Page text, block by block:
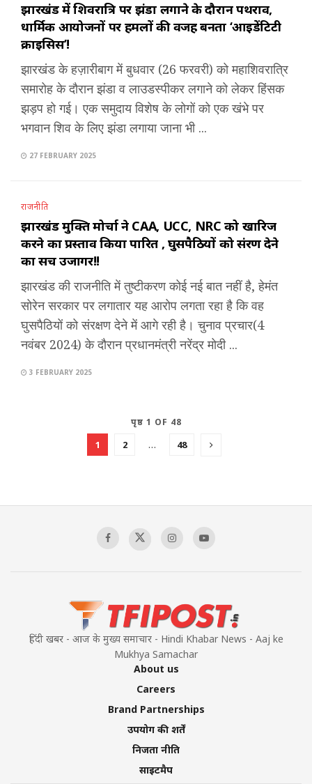
झारखंड में शिवरात्रि पर झंडा लगाने के दौरान पथराव,
धार्मिक आयोजनों पर हमलों की वजह बनता ‘आइडेंटिटी
क्राइसिस’!
झारखंड के हज़ारीबाग में बुधवार (26 फरवरी) को महाशिवरात्रि
समारोह के दौरान झंडा व लाउडस्पीकर लगाने को लेकर हिंसक
झड़प हो गई। एक समुदाय विशेष के लोगों को एक खंभे पर
भगवान शिव के लिए झंडा लगाया जाना भी ...
27 FEBRUARY 2025
राजनीति
झारखंड मुक्ति मोर्चा ने CAA, UCC, NRC को खारिज
करने का प्रस्ताव किया पारित , घुसपैठियों को संरक्षण देने
का सच उजागर!!
झारखंड की राजनीति में तुष्टीकरण कोई नई बात नहीं है, हेमंत
सोरेन सरकार पर लगातार यह आरोप लगता रहा है कि वह
घुसपैठियों को संरक्षण देने में आगे रही है। चुनाव प्रचार(4
नवंबर 2024) के दौरान प्रधानमंत्री नरेंद्र मोदी ...
3 FEBRUARY 2025
पृष्ठ 1 OF 48
1 2 … 48
हिंदी खबर - आज के मुख्य समाचार - Hindi Khabar News - Aaj ke
Mukhya Samachar
About us
Careers
Brand Partnerships
उपयोग की शर्तें
निजता नीति
साइटमैप